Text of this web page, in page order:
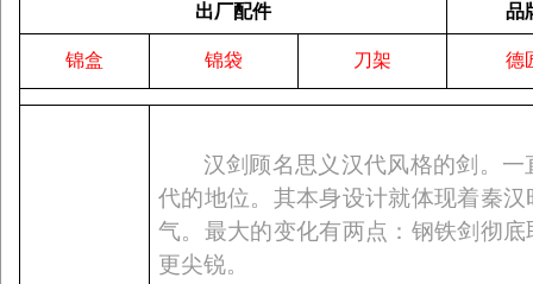
出厂配件 品
锦盒 锦袋 刀架 德
汉剑顾名思义汉代风格的剑。
代的地位。其本身设计就体现着秦
气。最大的变化有两点：钢铁剑彻
更尖锐。